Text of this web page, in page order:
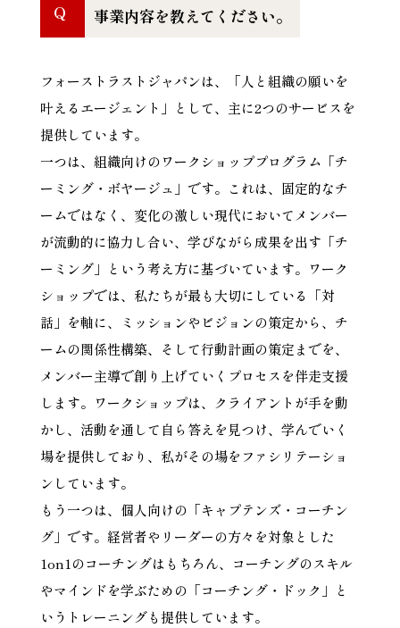
Q 事業内容を教えてください。
フォーストラストジャパンは、「人と組織の願いを
叶えるエージェント」として、主に2つのサービスを
提供しています。
一つは、組織向けのワークショッププログラム「チ
ーミング・ボヤージュ」です。これは、固定的なチ
ームではなく、変化の激しい現代においてメンバー
が流動的に協力し合い、学びながら成果を出す「チ
ーミング」という考え方に基づいています。ワーク
ショップでは、私たちが最も大切にしている「対
話」を軸に、ミッションやビジョンの策定から、チ
ームの関係性構築、そして行動計画の策定までを、
メンバー主導で創り上げていくプロセスを伴走支援
します。ワークショップは、クライアントが手を動
かし、活動を通して自ら答えを見つけ、学んでいく
場を提供しており、私がその場をファシリテーショ
ンしています。
もう一つは、個人向けの「キャプテンズ・コーチン
グ」です。経営者やリーダーの方々を対象とした
1on1のコーチングはもちろん、コーチングのスキル
やマインドを学ぶための「コーチング・ドック」と
いうトレーニングも提供しています。